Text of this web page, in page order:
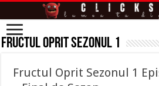
Fructul Oprit Sezonul 1
Fructul Oprit Sezonul 1